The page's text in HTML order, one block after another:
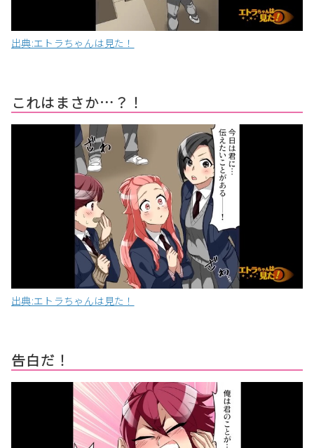
出典:エトラちゃんは見た！
これはまさか…？！
出典:エトラちゃんは見た！
告白だ！